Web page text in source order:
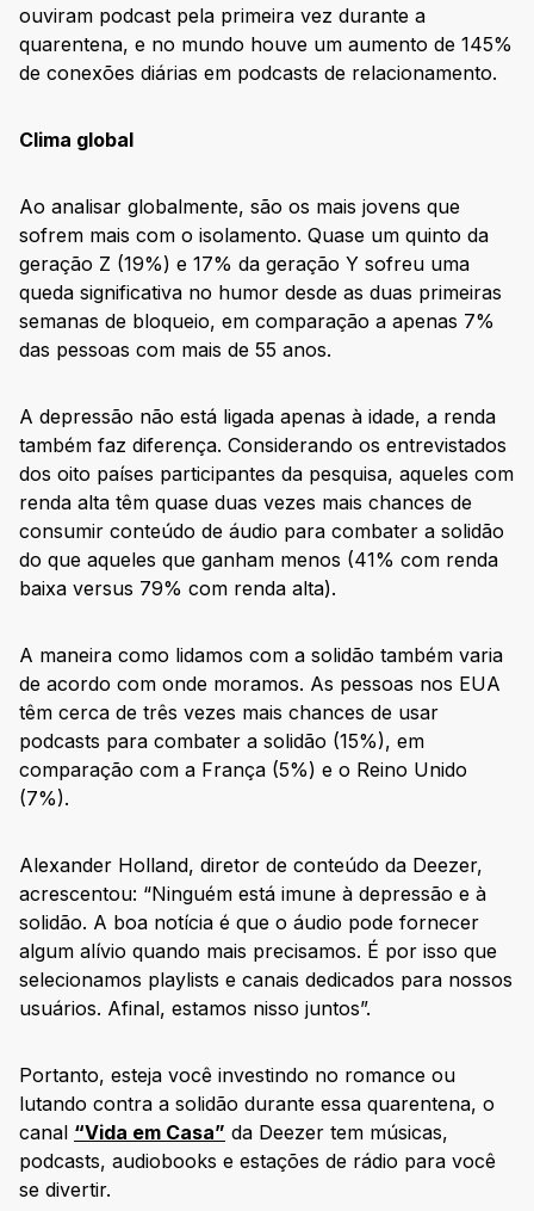
ouviram podcast pela primeira vez durante a
quarentena, e no mundo houve um aumento de 145%
de conexões diárias em podcasts de relacionamento.
Clima global
Ao analisar globalmente, são os mais jovens que
sofrem mais com o isolamento. Quase um quinto da
geração Z (19%) e 17% da geração Y sofreu uma
queda significativa no humor desde as duas primeiras
semanas de bloqueio, em comparação a apenas 7%
das pessoas com mais de 55 anos.
A depressão não está ligada apenas à idade, a renda
também faz diferença. Considerando os entrevistados
dos oito países participantes da pesquisa, aqueles com
renda alta têm quase duas vezes mais chances de
consumir conteúdo de áudio para combater a solidão
do que aqueles que ganham menos (41% com renda
baixa versus 79% com renda alta).
A maneira como lidamos com a solidão também varia
de acordo com onde moramos. As pessoas nos EUA
têm cerca de três vezes mais chances de usar
podcasts para combater a solidão (15%), em
comparação com a França (5%) e o Reino Unido
(7%).
Alexander Holland, diretor de conteúdo da Deezer,
acrescentou: “Ninguém está imune à depressão e à
solidão. A boa notícia é que o áudio pode fornecer
algum alívio quando mais precisamos. É por isso que
selecionamos playlists e canais dedicados para nossos
usuários. Afinal, estamos nisso juntos”.
Portanto, esteja você investindo no romance ou
lutando contra a solidão durante essa quarentena, o
canal “Vida em Casa” da Deezer tem músicas,
podcasts, audiobooks e estações de rádio para você
se divertir.